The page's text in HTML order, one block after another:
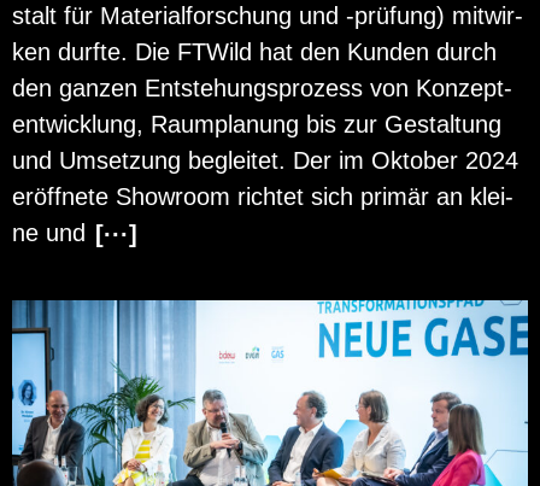
stalt für Ma­te­ri­al­for­schung und -prü­fung) mit­wir­
ken durf­te. Die FT­Wild hat den Kun­den durch
den gan­zen Ent­ste­hungs­pro­zess von Kon­zept­
ent­wick­lung, Raum­pla­nung bis zur Ge­stal­tung
und Um­set­zung be­glei­tet. Der im Ok­to­ber 2024
er­öff­ne­te Show­room rich­tet sich pri­mär an klei­
ne und
[···]